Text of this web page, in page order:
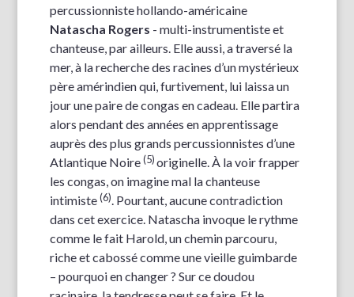
percussionniste hollando-américaine
Natascha Rogers - multi-instrumentiste et
chanteuse, par ailleurs. Elle aussi, a traversé la
mer, à la recherche des racines d’un mystérieux
père amérindien qui, furtivement, lui laissa un
jour une paire de congas en cadeau. Elle partira
alors pendant des années en apprentissage
auprès des plus grands percussionnistes d’une
Atlantique Noire (5)originelle. À la voir frapper
les congas, on imagine mal la chanteuse
intimiste (6). Pourtant, aucune contradiction
dans cet exercice. Natascha invoque le rythme
comme le fait Harold, un chemin parcouru,
riche et cabossé comme une vieille guimbarde
– pourquoi en changer ? Sur ce doudou